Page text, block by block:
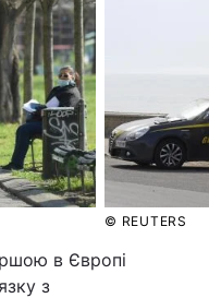
© REUTERS
в Європі
з